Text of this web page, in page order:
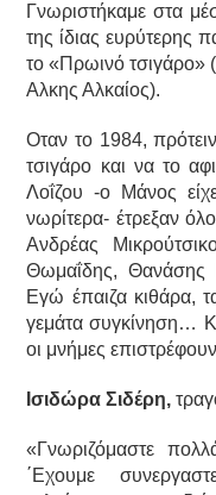
Γνωριστήκαμε στα
της ίδιας ευρύτερης
το «Πρωινό τσιγάρο»
Αλκης Αλκαίος).
Οταν το 1984,
τσιγάρο και να το
Λοΐζου -ο Μάνος
νωρίτερα- έτρεξαν
Ανδρέας
Θωμαΐδης, Θανάσης
Εγώ έπαιζα κιθάρα,
γεμάτα συγκίνηση…
οι μνήμες
Ισιδώρα Σιδέρη,
«Γνωριζόμαστε
΄Εχουμε